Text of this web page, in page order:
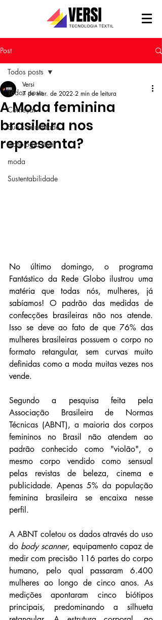
Post
Todos posts
Começar
Sua comunidade
tecnologia têxtil
moda
Sustentabilidade
Todos posts
A Moda feminina
brasileira nos
representa?
Versi
7 de mar. de 2022 2 min de leitura
No último domingo, o programa
Fantástico da Rede Globo ilustrou uma
matéria que todas nós, mulheres, já
sabíamos! O padrão das medidas de
confecções brasileiras não nos atende.
Isso se deve ao fato de que 76% das
mulheres brasileiras possuem o corpo no
formato retangular, sem curvas muito
definidas como a moda muitas vezes nos
vende.
Segundo a pesquisa feita pela
Associação Brasileira de Normas
Técnicas (ABNT), a maioria dos corpos
femininos no Brasil não atendem ao
padrão conhecido como "violão", o
mesmo corpo vendido como sensual
pelas revistas de beleza, cinema e
publicidade. Apenas 5% da população
feminina brasileira se encaixa nesse
perfil.
A ABNT coletou os dados através do uso
do body scanner, equipamento capaz de
medir com precisão 116 partes do corpo
humano, pelo qual passaram 6.400
mulheres ao longo de cinco anos. As
medições apontaram cinco biótipos
principais, predominando a silhueta